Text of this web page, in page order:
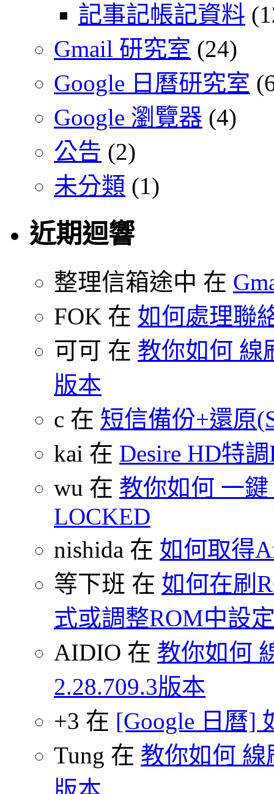
記事記帳記資料
Gmail 研究室 (24)
Google 日曆研究室
Google 瀏覽器 (4)
公告 (2)
未分類 (1)
近期迴響
整理信箱途中 在
FOK 在 如何處理聯
可可 在 教你如何 線
版本
c 在 短信備份+還原
kai 在 Desire HD特
wu 在 教你如何 一
LOCKED
nishida 在 如何取得
等下班 在 如何在刷
式或調整ROM中設
AIDIO 在 教你如何
2.28.709.3版本
+3 在 [Google 日曆]
Tung 在 教你如何 線